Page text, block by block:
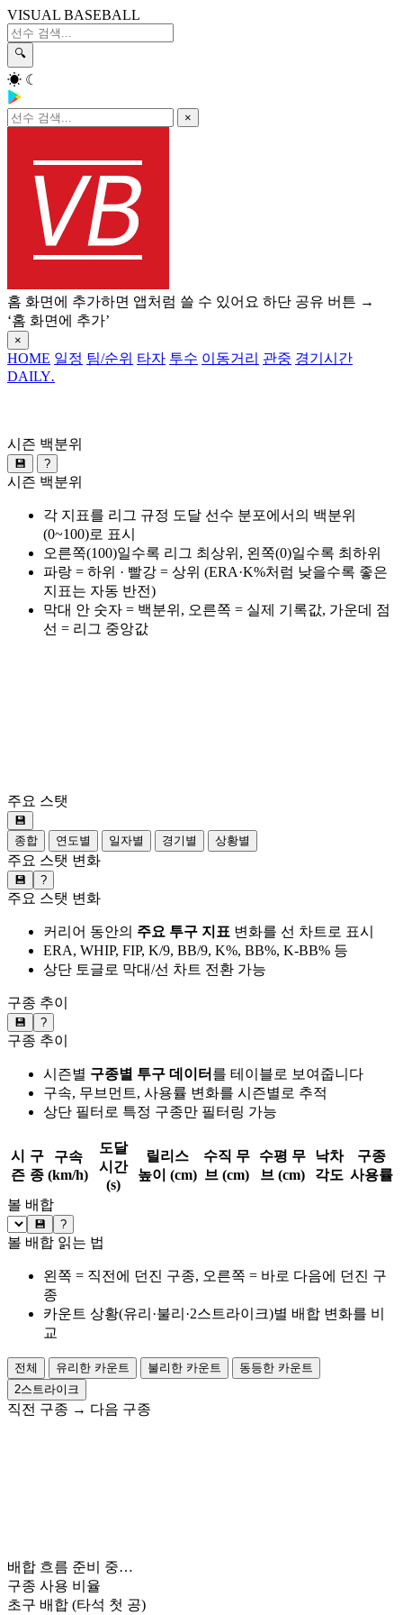
VISUAL BASEBALL
🔍
☀ ☾
×
홈 화면에 추가하면 앱처럼 쓸 수 있어요 하단 공유 버튼 →
‘홈 화면에 추가’
×
HOME 일정 팀/순위 타자 투수 이동거리 관중 경기시간
DAILY.
시즌 백분위
💾 ?
시즌 백분위
각 지표를 리그 규정 도달 선수 분포에서의 백분위
(0~100)로 표시
오른쪽(100)일수록 리그 최상위, 왼쪽(0)일수록 최하위
파랑 = 하위 · 빨강 = 상위 (ERA·K%처럼 낮을수록 좋은
지표는 자동 반전)
막대 안 숫자 = 백분위, 오른쪽 = 실제 기록값, 가운데 점
선 = 리그 중앙값
주요 스탯
💾
종합
연도별 일자별 경기별 상황별
주요 스탯 변화
💾 ?
주요 스탯 변화
커리어 동안의 주요 투구 지표 변화를 선 차트로 표시
ERA, WHIP, FIP, K/9, BB/9, K%, BB%, K-BB% 등
상단 토글로 막대/선 차트 전환 가능
구종 추이
💾 ?
구종 추이
시즌별 구종별 투구 데이터 를 테이블로 보여줍니다
구속, 무브먼트, 사용률 변화를 시즌별로 추적
상단 필터로 특정 구종만 필터링 가능
시
즌
구
종
구속
(km/h)
도달
시간
(s)
릴리스
높이 (cm)
수직 무
브 (cm)
수평 무
브 (cm)
낙차
각도
구종
사용률
볼 배합
💾 ?
볼 배합 읽는 법
왼쪽 = 직전에 던진 구종, 오른쪽 = 바로 다음에 던진 구
종
카운트 상황(유리·불리·2스트라이크)별 배합 변화를 비
교
전체 유리한 카운트 불리한 카운트
동등한 카운트
2스트라이크
직전 구종 → 다음 구종
배합 흐름 준비 중…
구종 사용 비율
초구 배합 (타석 첫 공)